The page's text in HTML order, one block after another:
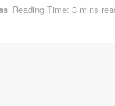
Reading Time: 3 mins